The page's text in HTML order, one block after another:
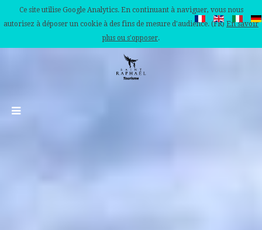
Ce site utilise Google Analytics. En continuant à naviguer, vous nous
autorisez à déposer un cookie à des fins de mesure d'audience. (FR) En savoir
plus ou s'opposer.